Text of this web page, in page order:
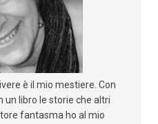
è il mio mestiere. Con
libro le storie che altri
fantasma ho al mio